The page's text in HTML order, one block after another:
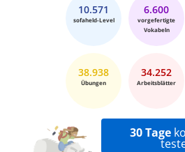
10.571
sofaheld-Level
6.600
vorgefertigte
Vokabeln
38.938
Übungen
34.252
Arbeitsblätter
30 Tage